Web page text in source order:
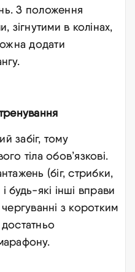
З положення
зігнутими в колінах,
додати
забіг, тому
тіла обов’язкові.
(біг, стрибки,
будь-які інші вправи
з коротким